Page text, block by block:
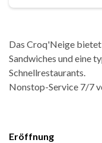
Das Croq'Neige
Sandwiches und eine
Schnellrestaurants.
Nonstop-Service 7/7
Eröffnung